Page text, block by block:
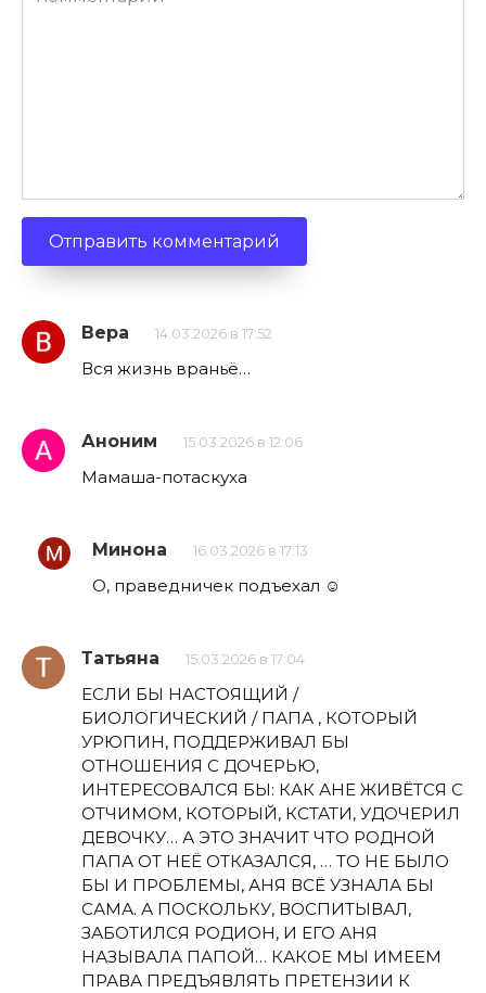
Вера 14.03.2026 в 17:52
Вся жизнь враньё…
Аноним 15.03.2026 в 12:06
Мамаша-потаскуха
Минона 16.03.2026 в 17:13
О, праведничек подъехал ☺
Татьяна 15.03.2026 в 17:04
ЕСЛИ БЫ НАСТОЯЩИЙ /
БИОЛОГИЧЕСКИЙ / ПАПА , КОТОРЫЙ
УРЮПИН, ПОДДЕРЖИВАЛ БЫ
ОТНОШЕНИЯ С ДОЧЕРЬЮ,
ИНТЕРЕСОВАЛСЯ БЫ: КАК АНЕ ЖИВЁТСЯ С
ОТЧИМОМ, КОТОРЫЙ, КСТАТИ, УДОЧЕРИЛ
ДЕВОЧКУ… А ЭТО ЗНАЧИТ ЧТО РОДНОЙ
ПАПА ОТ НЕЁ ОТКАЗАЛСЯ, … ТО НЕ БЫЛО
БЫ И ПРОБЛЕМЫ, АНЯ ВСЁ УЗНАЛА БЫ
САМА. А ПОСКОЛЬКУ, ВОСПИТЫВАЛ,
ЗАБОТИЛСЯ РОДИОН, И ЕГО АНЯ
НАЗЫВАЛА ПАПОЙ… КАКОЕ МЫ ИМЕЕМ
ПРАВА ПРЕДЪЯВЛЯТЬ ПРЕТЕНЗИИ К